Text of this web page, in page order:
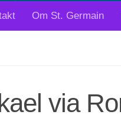
Om St. Germain
via